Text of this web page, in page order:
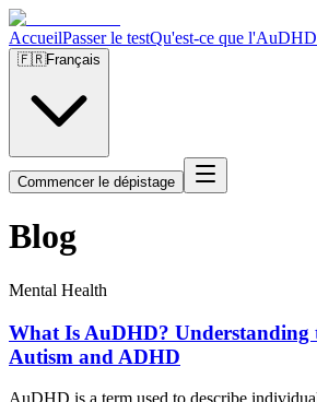
AccueilPasser le testQu'est-ce que l'AuDHD
🇫🇷Français
Commencer le dépistage
Blog
Mental Health
What Is AuDHD? Understanding
Autism and ADHD